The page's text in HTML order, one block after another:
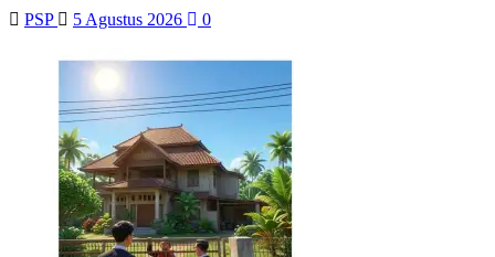
PSP 5 Agustus 2026 0